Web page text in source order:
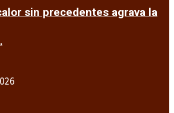
sin precedentes agrava la